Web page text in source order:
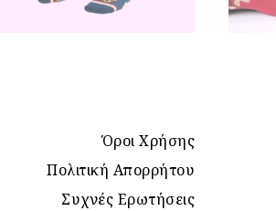
Όροι Χρήσης
Πολιτική Απορρήτου
Συχνές Ερωτήσεις